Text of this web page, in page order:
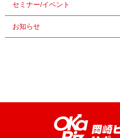
セミナー/イベント
お知らせ